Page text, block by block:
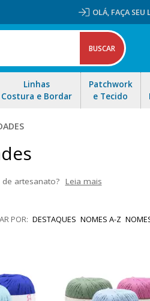
OLÁ, FAÇA SEU
Linhas
Costura e Bordar
Patchwork
e Tecido
artesanato? Leia mais
DESTAQUES NOMES A-Z